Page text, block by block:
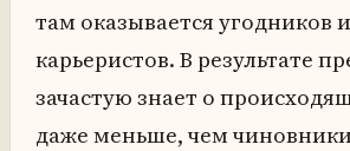
там оказывается угодников и
карьеристов. В результате
зачастую знает о
даже меньше, чем